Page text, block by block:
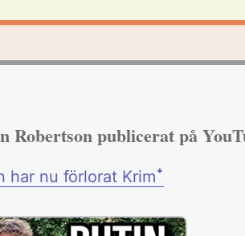
Robertson publicerat på
har nu förlorat Krimꜜ